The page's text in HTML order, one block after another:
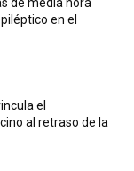
en el
el
al retraso de la